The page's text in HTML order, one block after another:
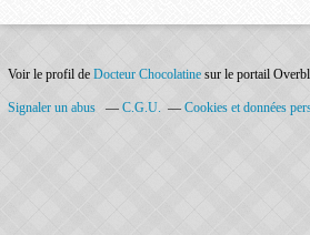
Voir le profil de Docteur Chocolatine sur le portail
Signaler un abus C.G.U. Cookies et données